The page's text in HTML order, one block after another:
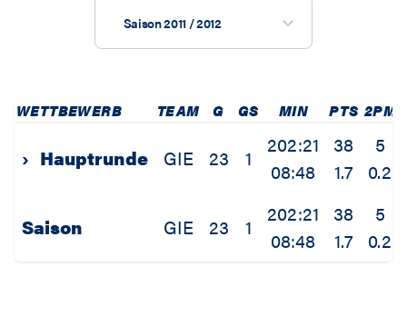
Saison 2011 / 2012
WETTBEWERB TEAM G GS MIN PTS 2PM
› Hauptrunde GIE 23 1
202:21
08:48
38
1.7
5
0.2
Saison GIE 23 1
202:21
08:48
38
1.7
5
0.2